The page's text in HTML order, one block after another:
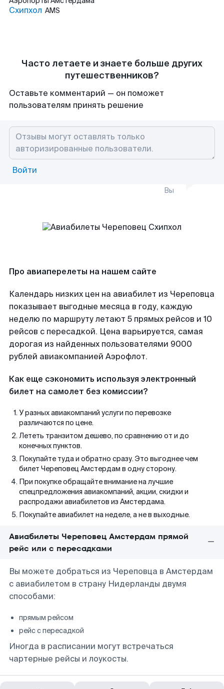
Схипхол AMS
Часто летаете и знаете больше других
путешественников?
Оставьте комментарий — он поможет
пользователям принять решение
Войти
Вы
Про авиаперелеты на нашем сайте
Календарь низких цен на авиабилет из Череповца
показывает выгодные месяца в году, каждую
неделю по маршруту летают 5 прямых рейсов и 10
рейсов с пересадкой. Цена варьируется, самая
дорогая из найденных пользователями 9000
рублей авиакомпанией Аэрофлот.
Как еще сэкономить используя электронный
билет на самолет без комиссии?
У разных авиакомпаний услуги по перевозке
различаются по цене.
Лететь транзитом дешево, по сравнению от и до
конечных пунктов.
Покупайте туда и обратно сразу. Это выгоднее чем
билет Череповец Амстердам в одну сторону.
При покупке обращайте внимание на лучшие
спецпредложения авиакомпаний, акции, скидки и
распродажи авиабилетов из Амстердама.
Покупайте авиабилет на неделе, а не в выходные.
Авиабилеты Череповец Амстердам прямой
рейс или с пересадками
Вы можете добраться из Череповца в Амстердам
с авиабилетом в страну Нидерланды двумя
способами:
прямым рейсом
рейс с пересадкой
Иногда в расписании могут встречаться
чартерные рейсы и лоукосты.